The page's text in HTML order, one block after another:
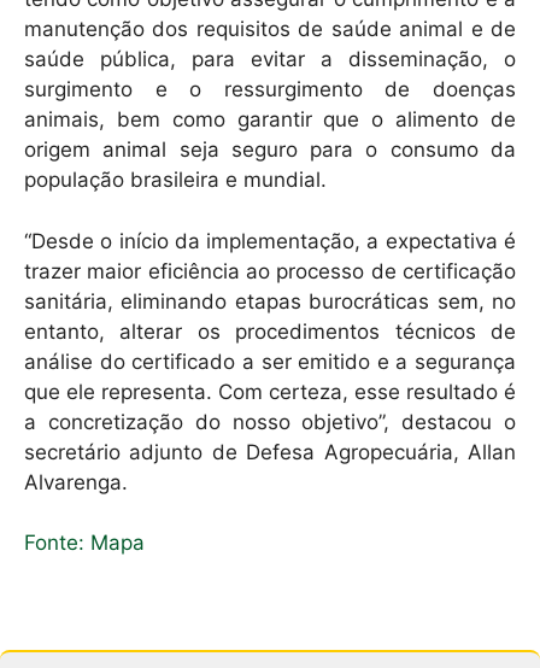
manutenção dos requisitos de saúde animal e de
saúde pública, para evitar a disseminação, o
surgimento e o ressurgimento de doenças
animais, bem como garantir que o alimento de
origem animal seja seguro para o consumo da
população brasileira e mundial.
“Desde o início da implementação, a expectativa é
trazer maior eficiência ao processo de certificação
sanitária, eliminando etapas burocráticas sem, no
entanto, alterar os procedimentos técnicos de
análise do certificado a ser emitido e a segurança
que ele representa. Com certeza, esse resultado é
a concretização do nosso objetivo”, destacou o
secretário adjunto de Defesa Agropecuária, Allan
Alvarenga.
Fonte: Mapa